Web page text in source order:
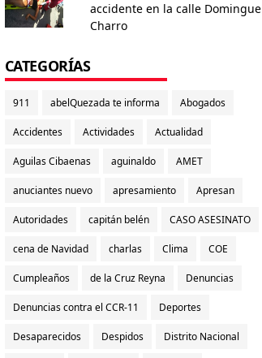
accidente en la calle Domingue
Charro
CATEGORÍAS
911 abelQuezada te informa Abogados
Accidentes Actividades Actualidad
Aguilas Cibaenas aguinaldo AMET
anuciantes nuevo apresamiento Apresan
Autoridades capitán belén CASO ASESINATO
cena de Navidad charlas Clima COE
Cumpleaños de la Cruz Reyna Denuncias
Denuncias contra el CCR-11 Deportes
Desaparecidos Despidos Distrito Nacional